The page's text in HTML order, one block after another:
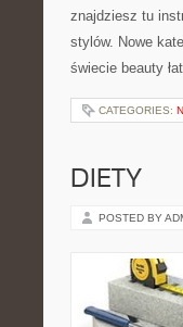
znajdziesz tu
stylów. Nowe
świecie beauty
CATEGORIES:
DIETY
POSTED BY